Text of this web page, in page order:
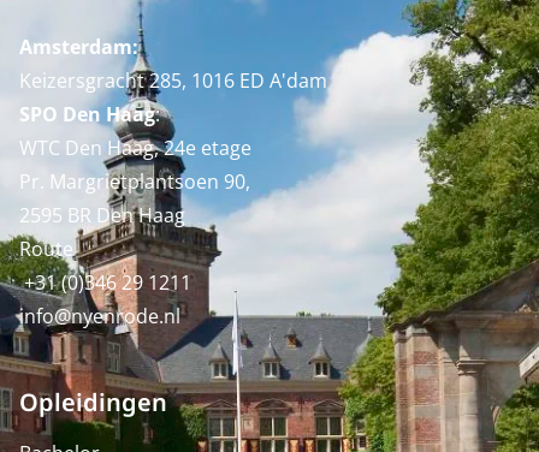
Amsterdam:
Keizersgracht 285, 1016 ED A'dam
SPO Den Haag:
WTC Den Haag, 24e etage
Pr. Margrietplantsoen 90,
2595 BR Den Haag
Route
+31 (0)346 29 1211
info@nyenrode.nl
Opleidingen